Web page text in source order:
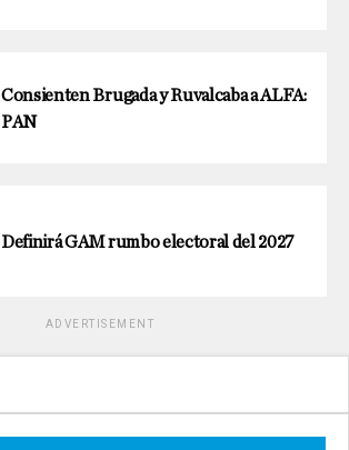
Consienten Brugada y Ruvalcaba a ALFA:
PAN
Definirá GAM rumbo electoral del 2027
ADVERTISEMENT